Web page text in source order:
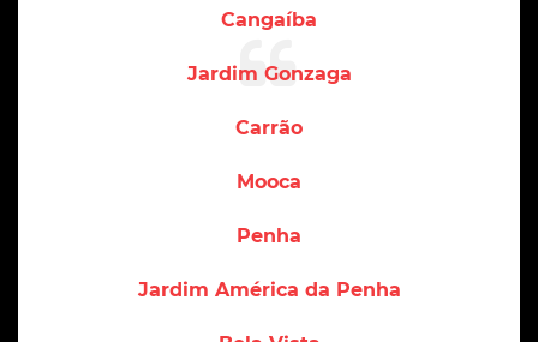
Cangaíba
Jardim Gonzaga
Carrão
Mooca
Penha
Jardim América da Penha